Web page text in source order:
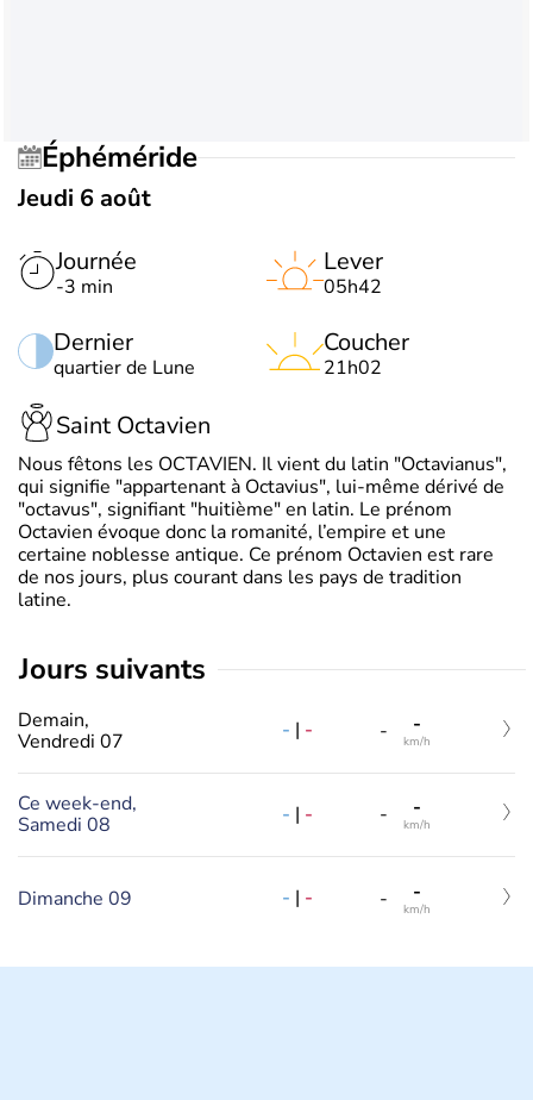
Éphéméride
Jeudi 6 août
Journée
-3 min
Dernier
quartier de Lune
Lever
05h42
Coucher
21h02
Saint Octavien
Nous fêtons les OCTAVIEN. Il vient du latin "Octavianus",
qui signifie "appartenant à Octavius", lui-même dérivé de
"octavus", signifiant "huitième" en latin. Le prénom
Octavien évoque donc la romanité, l’empire et une
certaine noblesse antique. Ce prénom Octavien est rare
de nos jours, plus courant dans les pays de tradition
latine.
jours suivants
Demain,
Vendredi 07
- | - - -
km/h
Ce week-end,
Samedi 08
- | - - -
km/h
Dimanche 09 - | - - -
km/h